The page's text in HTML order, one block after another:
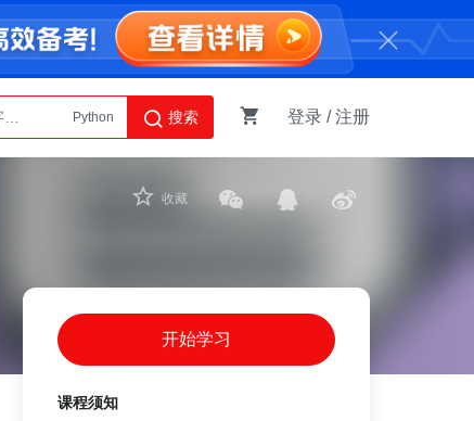
搜索 登录 /注册
收藏
开始学习
课程须知